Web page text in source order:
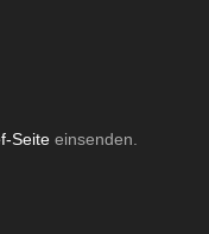
Seite einsenden.